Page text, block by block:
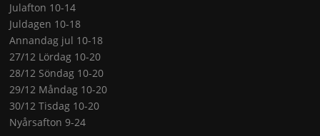
Julafton 10-14
Juldagen 10-18
Annandag jul 10-18
27/12 Lördag 10-20
28/12 Söndag 10-20
29/12 Måndag 10-20
30/12 Tisdag 10-20
Nyårsafton 9-24